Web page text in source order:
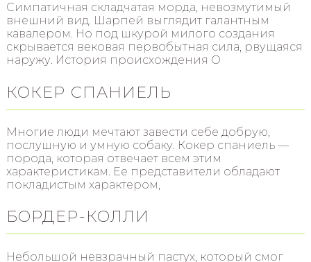
Симпатичная складчатая морда, невозмутимый
внешний вид. Шарпей выглядит галантным
кавалером. Но под шкурой милого создания
скрывается вековая первобытная сила, рвущаяся
наружу. История происхождения О
КОКЕР СПАНИЕЛЬ
Многие люди мечтают завести себе добрую,
послушную и умную собаку. Кокер спаниель —
порода, которая отвечает всем этим
характеристикам. Ее представители обладают
покладистым характером,
БОРДЕР-КОЛЛИ
Небольшой невзрачный пастух, который смог